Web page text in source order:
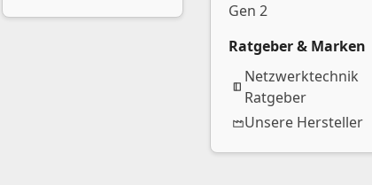
Gen 2
Ratgeber & Marken
Netzwerktechnik
Ratgeber
Unsere Hersteller